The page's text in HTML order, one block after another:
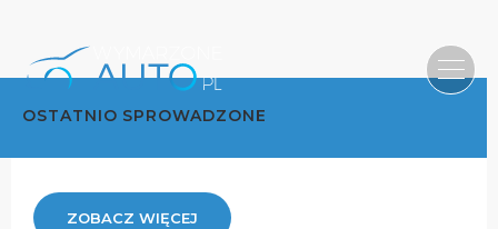
OSTATNIO SPROWADZONE
ZOBACZ WIĘCEJ